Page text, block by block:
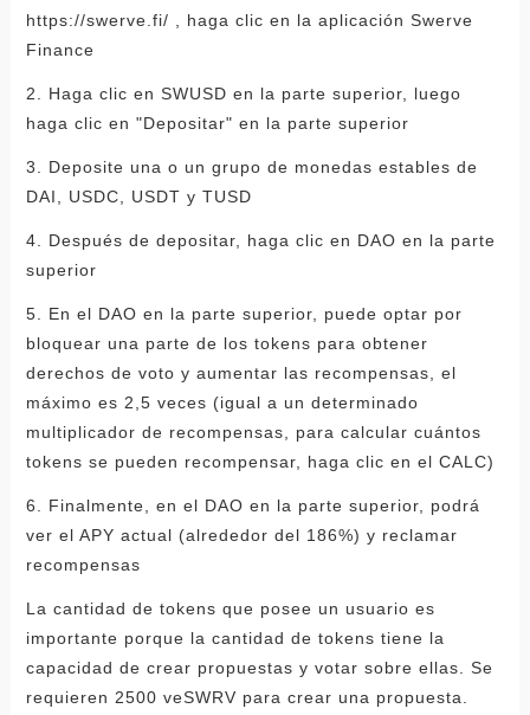
https://swerve.fi/ , haga clic en la aplicación Swerve
Finance
2. Haga clic en SWUSD en la parte superior, luego
haga clic en "Depositar" en la parte superior
3. Deposite una o un grupo de monedas estables de
DAI, USDC, USDT y TUSD
4. Después de depositar, haga clic en DAO en la parte
superior
5. En el DAO en la parte superior, puede optar por
bloquear una parte de los tokens para obtener
derechos de voto y aumentar las recompensas, el
máximo es 2,5 veces (igual a un determinado
multiplicador de recompensas, para calcular cuántos
tokens se pueden recompensar, haga clic en el CALC)
6. Finalmente, en el DAO en la parte superior, podrá
ver el APY actual (alrededor del 186%) y reclamar
recompensas
La cantidad de tokens que posee un usuario es
importante porque la cantidad de tokens tiene la
capacidad de crear propuestas y votar sobre ellas. Se
requieren 2500 veSWRV para crear una propuesta.